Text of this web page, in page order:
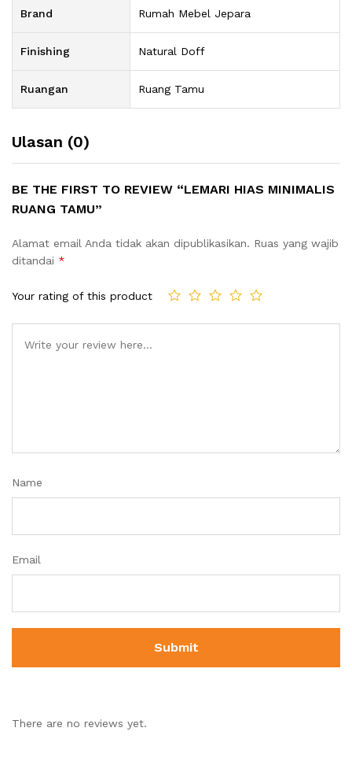
Brand Rumah Mebel Jepara
Finishing Natural Doff
Ruangan Ruang Tamu
Ulasan (0)
BE THE FIRST TO REVIEW “LEMARI HIAS MINIMALIS
RUANG TAMU”
Alamat email Anda tidak akan dipublikasikan. Ruas yang wajib
ditandai *
Your rating of this product
Name
Email
There are no reviews yet.